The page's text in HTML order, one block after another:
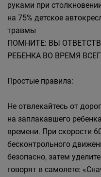
руками при
на 75% детское
травмы
ПОМНИТЕ: ВЫ
РЕБЕНКА ВО ВРЕМЯ
Простые правила:
Не отвлекайтесь от
на заплакавшего
времени. При скорости
бесконтрольного
безопасно, затем
говорят в самолете: